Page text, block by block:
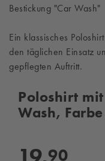
Bestickung "Car Wash"
Ein klassisches
den täglichen Einsatz
gepflegten Auftritt.
Poloshirt
Wash,
90